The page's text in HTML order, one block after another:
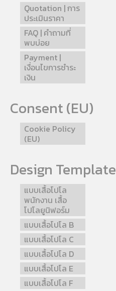
Quotation | การ
ประเมินราคา
FAQ | คำถามที่
พบบ่อย
Payment |
เงื่อนไขการชำระ
เงิน
Consent (EU)
Cookie Policy
(EU)
Design Template
แบบเสื้อโปโล
พนักงาน เสื้อ
โปโลยูนิฟอร์ม
แบบเสื้อโปโล B
แบบเสื้อโปโล C
แบบเสื้อโปโล D
แบบเสื้อโปโล E
แบบเสื้อโปโล F